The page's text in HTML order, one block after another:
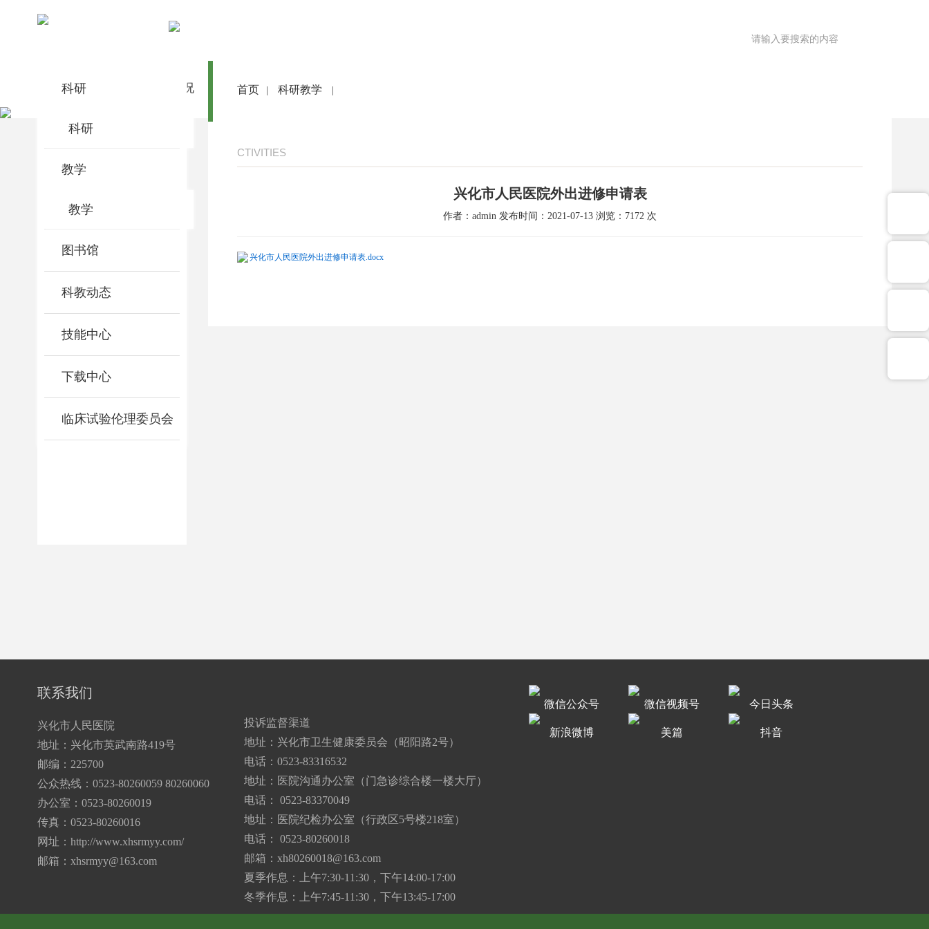
医院概况 医院动态 党建文化
科研
科研
教学
教学
图书馆
科教动态
技能中心
下载中心
临床试验伦理委员会
首页 科研教学
CTIVITIES
兴化市人民医院外出进修申请表
作者：admin 发布时间：2021-07-13 浏览：7172 次
兴化市人民医院外出进修申请表.docx
联系我们
兴化市人民医院
地址：兴化市英武南路419号
邮编：225700
公众热线：0523-80260059 80260060
办公室：0523-80260019
传真：0523-80260016
网址：http://www.xhsrmyy.com/
邮箱： xhsrmyy@163.com
投诉监督渠道
地址：兴化市卫生健康委员会（昭阳路2号）
电话：0523-83316532
地址：医院沟通办公室（门急诊综合楼一楼大厅）
电话： 0523-83370049
地址：医院纪检办公室（行政区5号楼218室）
电话： 0523-80260018
邮箱： xh80260018@163.com
夏季作息：上午7:30-11:30，下午14:00-17:00
冬季作息：上午7:45-11:30，下午13:45-17:00
微信公众号 微信视频号 今日头条
新浪微博 美篇 抖音